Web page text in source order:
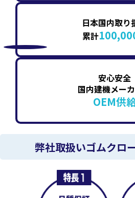
日本国内取り
累計
安心安全
国内建機メー
OEM供
弊社取扱いゴムクロ